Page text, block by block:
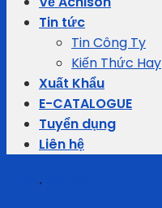
Tin tức
Tin Công Ty
Kiến Thức Hay
Xuất Khẩu
E-CATALOGUE
Tuyển dụng
Liên hệ
,